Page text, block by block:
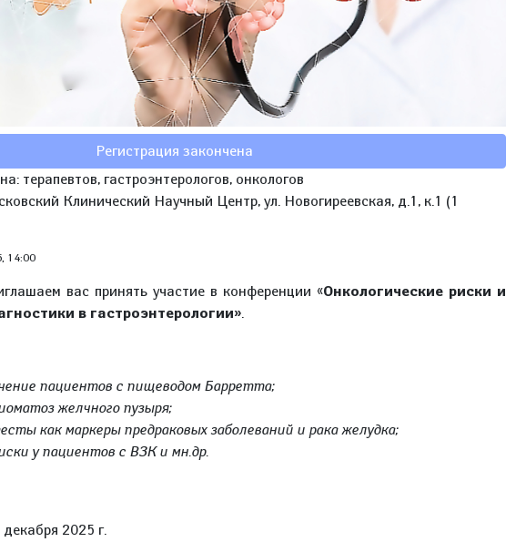
Регистрация закончена
терапевтов, гастроэнтерологов, онкологов
Клинический Научный Центр, ул. Новогиреевская, д.1, к.1 (1
14:00
вас принять участие в конференции «Онкологические риски и
в гастроэнтерологии».
пациентов с пищеводом Барретта;
желчного пузыря;
как маркеры предраковых заболеваний и рака желудка;
у пациентов с ВЗК и мн.др.
декабря 2025 г.